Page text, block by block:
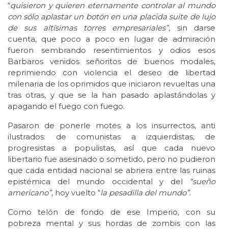
“quisieron y quieren eternamente controlar al mundo
con sólo aplastar un botón en una placida suite de lujo
de sus altísimas torres empresariales”, sin darse
cuenta, que poco a poco en lugar de admiración
fueron sembrando resentimientos y odios esos
Barbaros venidos señoritos de buenos modales,
reprimiendo con violencia el deseo de libertad
milenaria de los oprimidos que iniciaron revueltas una
tras otras, y que se la han pasado aplastándolas y
apagando el fuego con fuego.
Pasaron de ponerle motes a los insurrectos, anti
ilustrados: de comunistas a izquierdistas, de
progresistas a populistas, así que cada nuevo
libertario fue asesinado o sometido, pero no pudieron
que cada entidad nacional se abriera entre las ruinas
epistémica del mundo occidental y del
“sueño
americano”, hoy vuelto “la pesadilla del mundo”.
Como telón de fondo de ese Imperio, con su
pobreza mental y sus hordas de zombis con las